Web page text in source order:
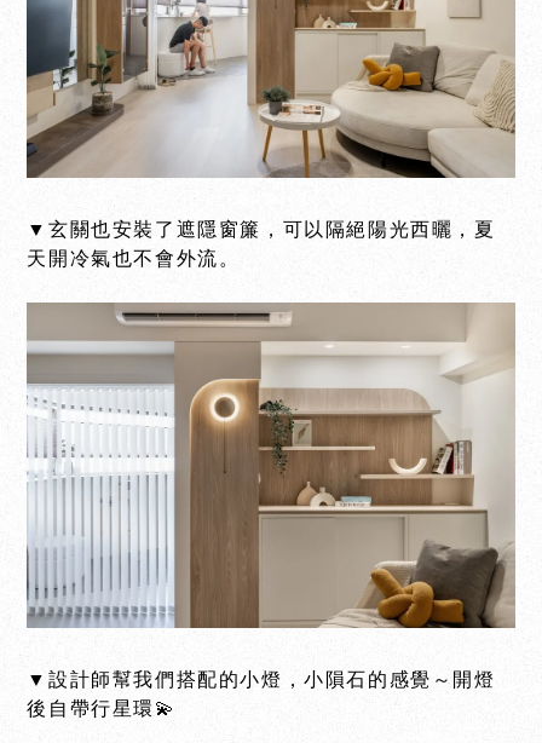
▼玄關也安裝了遮隱窗簾，可以隔絕陽光西曬，夏
天開冷氣也不會外流。
▼設計師幫我們搭配的小燈，小隕石的感覺～開燈
後自帶行星環💫